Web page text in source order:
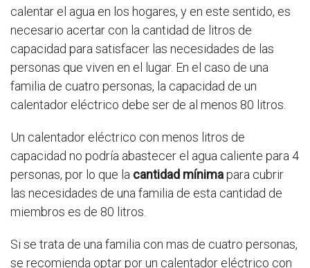
calentar el agua en los hogares, y en este sentido, es
necesario acertar con la cantidad de litros de
capacidad para satisfacer las necesidades de las
personas que viven en el lugar. En el caso de una
familia de cuatro personas, la capacidad de un
calentador eléctrico debe ser de al menos 80 litros.
Un calentador eléctrico con menos litros de
capacidad no podría abastecer el agua caliente para 4
personas, por lo que la cantidad mínimapara cubrir
las necesidades de una familia de esta cantidad de
miembros es de 80 litros.
Si se trata de una familia con mas de cuatro personas,
se recomienda optar por un calentador eléctrico con